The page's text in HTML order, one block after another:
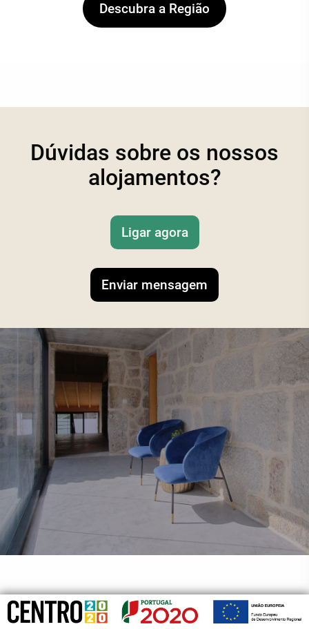
Descubra a Região
Dúvidas sobre os nossos
alojamentos?
Ligar agora
Enviar mensagem